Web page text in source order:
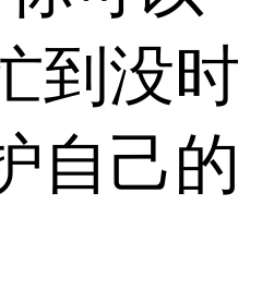
到没时
自己的